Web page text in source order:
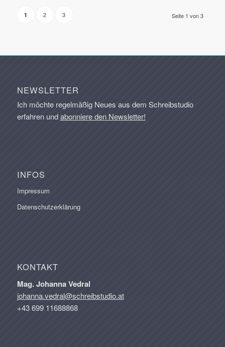
Seite 1 von 3
1 2 3
NEWSLETTER
Ich möchte regelmäßig Neues aus dem Schreibstudio
erfahren undabonniere den Newsletter!
INFOS
Impressum
Datenschutzerklärung
KONTAKT
Mag. Johanna Vedral
johanna.vedral@schreibstudio.at
+43 699 11688868